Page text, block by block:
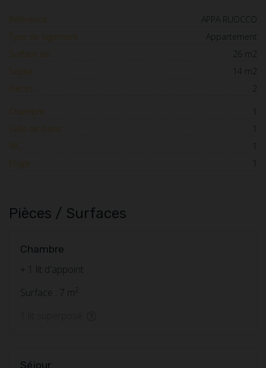
Référence :
APPA RUOCCO
Type de logement :
Appartement
Surface de :
26 m2
Séjour :
14 m2
Pièces :
2
Chambre :
1
Salle de bains :
1
WC :
1
Etage :
1
Pièces / Surfaces
Chambre
+ 1 lit d'appoint
Surface : 7 m2
Séjour